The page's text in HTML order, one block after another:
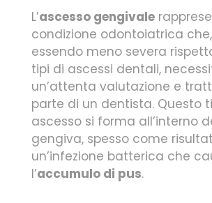
L’ascesso gengivale
condizione odontoiatrica
essendo meno severa
tipi di ascessi dentali,
un’attenta valutazione e
parte di un dentista. Questo
ascesso si forma all’interno
gengiva, spesso come
un’infezione batterica che
l’accumulo di pus.